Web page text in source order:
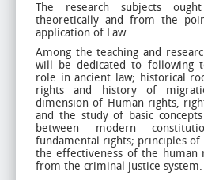
The research subjects
theoretically and from the
application of Law.
Among the teaching and
will be dedicated to following
role in ancient law; historical
rights and history of
dimension of Human rights,
and the study of basic
between modern
fundamental rights; principles
the effectiveness of the human
from the criminal justice system.